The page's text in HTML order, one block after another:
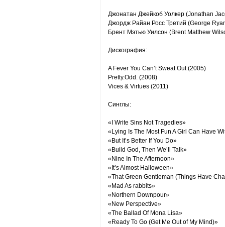
Джонатан Джейкоб Уолкер (Jonathan
Джордж Райан Росс Третий (George
Брент Мэтью Уилсон (Brent Matthew
Дискография:
A Fever You Can’t Sweat Out (2005)
Pretty.Odd. (2008)
Vices & Virtues (2011)
Cинглы:
«I Write Sins Not Tragedies»
«Lying Is The Most Fun A Girl Can Have
«But It’s Better If You Do»
«Build God, Then We’ll Talk»
«Nine In The Afternoon»
«It’s Almost Halloween»
«That Green Gentleman (Things Have
«Mad As rabbits»
«Northern Downpour»
«New Perspective»
«The Ballad Of Mona Lisa»
«Ready To Go (Get Me Out of My Mind)»